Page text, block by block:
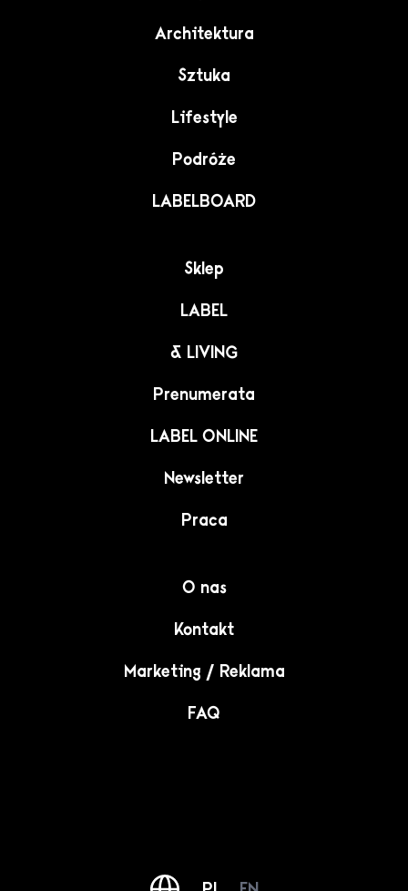
Architektura
Sztuka
Lifestyle
Podróże
LABELBOARD
Sklep
LABEL
& LIVING
Prenumerata
LABEL ONLINE
Newsletter
Praca
O nas
Kontakt
Marketing / Reklama
FAQ